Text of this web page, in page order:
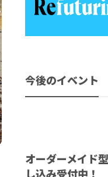
今後のイベント
オーダーメイド
し込み受付中！